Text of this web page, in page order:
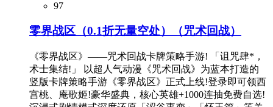
97
零界战区（0.1折无量空处）（咒术回战）
《零界战区》——咒术回战卡牌策略手游! 「诅咒肆*，
术士集结!」 以超人气动漫《咒术回战》为蓝本打造的
竖版卡牌策略手游《零界战区》正式上线!登录即可领西
宫桃、庵歌姬!豪华盛典，核心英雄+1000连抽免费自选!